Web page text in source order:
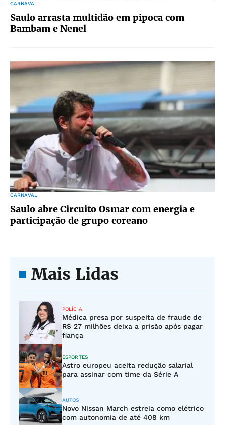
CARNAVAL
Saulo arrasta multidão em pipoca com
Bambam e Nenel
CARNAVAL
Saulo abre Circuito Osmar com energia e
participação de grupo coreano
Mais Lidas
POLÍCIA
Médica presa por suspeita de fraude de
R$ 27 milhões deixa a prisão após pagar
fiança
ESPORTES
Astro europeu aceita redução salarial
para assinar com time da Série A
AUTOS
Novo Nissan March estreia como elétrico
com autonomia de até 408 km